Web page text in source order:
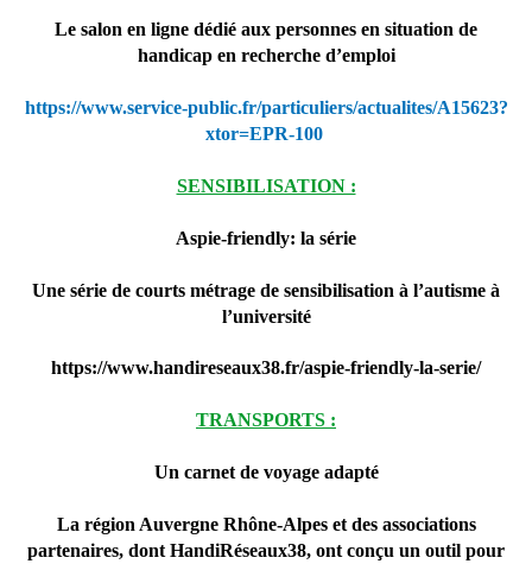
Le salon en ligne dédié aux personnes en situation de
handicap en recherche d’emploi
https://www.service-public.fr/particuliers/actualites/A15623?
xtor=EPR-100
SENSIBILISATION :
Aspie-friendly: la série
Une série de courts métrage de sensibilisation à l’autisme à
l’université
https://www.handireseaux38.fr/aspie-friendly-la-serie/
TRANSPORTS :
Un carnet de voyage adapté
La région Auvergne Rhône-Alpes et des associations
partenaires, dont HandiRéseaux38, ont conçu un outil pour